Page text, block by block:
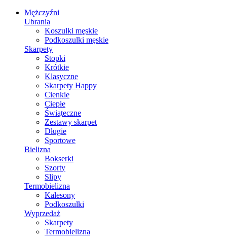
Mężczyźni
Ubrania
Koszulki męskie
Podkoszulki męskie
Skarpety
Stopki
Krótkie
Klasyczne
Skarpety Happy
Cienkie
Ciepłe
Świąteczne
Zestawy skarpet
Długie
Sportowe
Bielizna
Bokserki
Szorty
Slipy
Termobielizna
Kalesony
Podkoszulki
Wyprzedaż
Skarpety
Termobielizna